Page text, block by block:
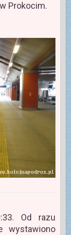
Prokocim.
Od razu
wystawiono